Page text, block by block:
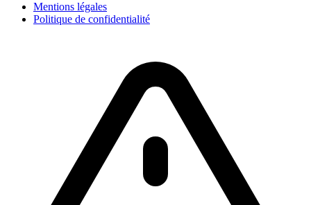
Mentions légales
Politique de confidentialité